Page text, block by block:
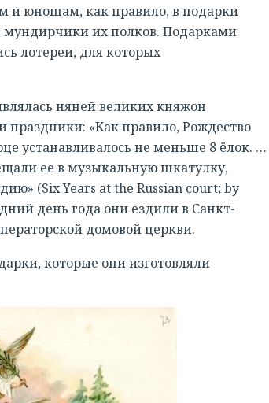
и юношам, как правило, в подарки
мундирчики их полков. Подарками
лотереи, для которых
няней великих княжон
праздники: «Как правило, Рождество
устанавливалось не меньше 8 ёлок. …
ее в музыкальную шкатулку,
(Six Years at the Russian court; by
день года они ездили в Санкт-
домовой церкви.
которые они изготовляли